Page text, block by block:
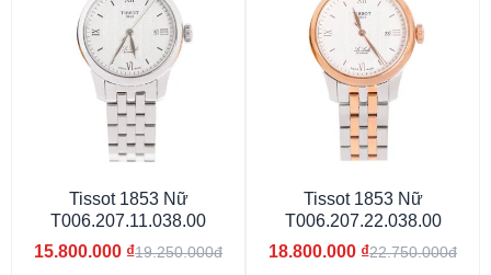
Tissot 1853 Nữ
T006.207.11.038.00
15.800.000 ₫19.250.000đ
Tissot 1853 Nữ
T006.207.22.038.00
18.800.000 ₫22.750.000đ